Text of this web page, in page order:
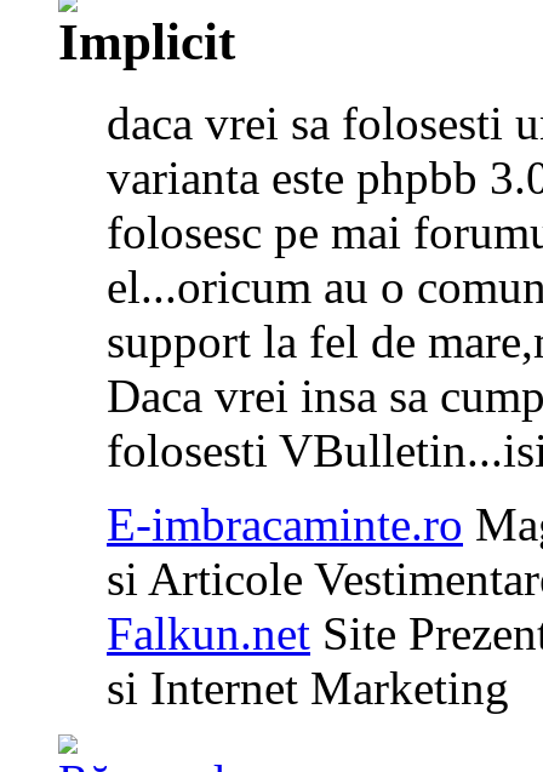
daca vrei sa folosesti
varianta este phpbb
folosesc pe mai
el...oricum au o
support la fel de
Daca vrei insa sa
folosesti
E-imbracaminte.ro
si Articole
Falkun.net Site
si Internet Marketing